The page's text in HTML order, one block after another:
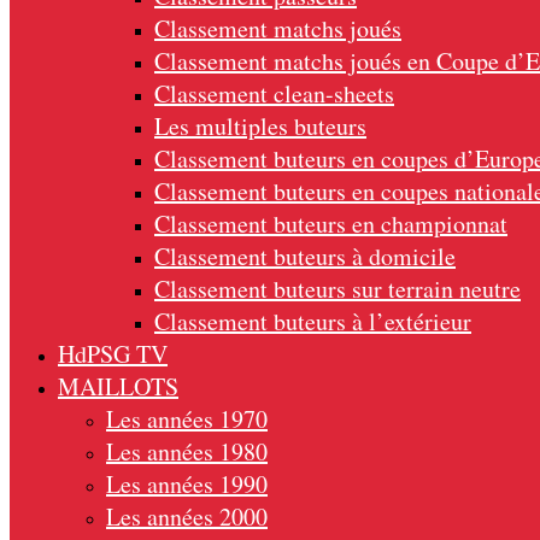
Classement matchs joués
Classement matchs joués en Coupe
Classement clean-sheets
Les multiples buteurs
Classement buteurs en coupes
Classement buteurs en coupes
Classement buteurs en championnat
Classement buteurs à domicile
Classement buteurs sur terrain neutre
Classement buteurs à l’extérieur
HdPSG TV
MAILLOTS
Les années 1970
Les années 1980
Les années 1990
Les années 2000